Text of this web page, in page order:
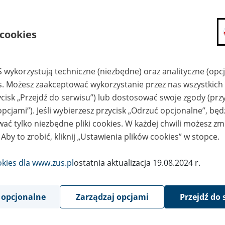
2020
maja 2020 r. przywróciliśmy realizację badań bezpośrednich
Przywracanie badań bezpośrednich w ZUS będzie
środków ostrożności dostosowanych do aktualnej
z regulacjami prawnymi i zaleceniami rządowymi.
badań w poszczególnych jednostkach ZUS odbywa się
i rozwoju sytuacji epidemiologicznej na terenie właściwości
liczby zachorowań na koronawirusa w danym regionie.
są indywidualnie zawiadamiani o terminie i miejscu
postępowanie związane z wydaniem orzeczenia.
Nie
do ZUS – bez uprzedniego otrzymania zawiadomienia
wykorzystują techniczne (niezbędne) oraz analityczne
Możesz zaakceptować wykorzystanie przez nas
„Przejdź do serwisu”) lub dostosować swoje zgody
Jeśli wybierzesz przycisk „Odrzuć opcjonalne”,
tylko niezbędne pliki cookies. W każdej chwili możesz
to zrobić, kliknij „Ustawienia plików cookies” w stopce.
dla www.zus.plostatnia aktualizacja 19.08.2024 r.
Zarządzaj opcjami Przejdź do